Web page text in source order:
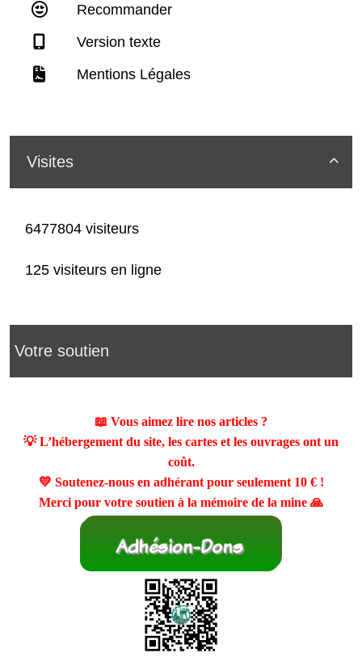
Recommander
Version texte
Mentions Légales

Visites
6477804 visiteurs
125 visiteurs en ligne
Votre soutien
📖 Vous aimez lire nos articles ?
💡 L’hébergement du site, les cartes et les ouvrages ont un
coût.
💛 Soutenez-nous en adhérant pour seulement 10 €!
Merci pour votre soutien à la mémoire de la mine 🙏